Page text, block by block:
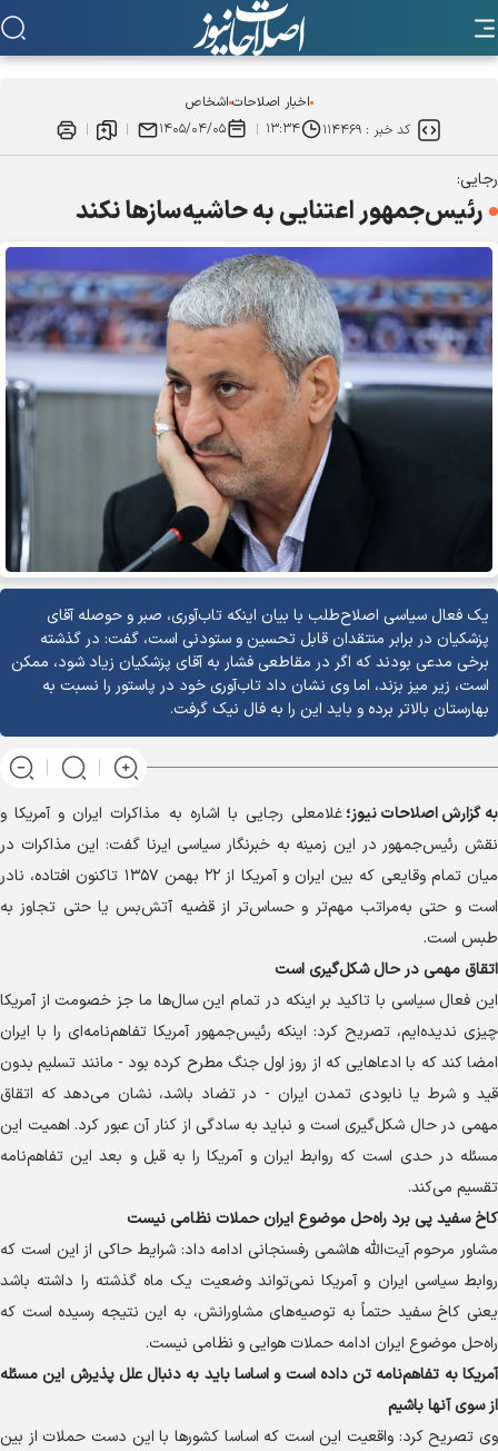
اخبار اصلاحاتاشخاص
کد خبر : ۱۱۴۴۶۹ ۱۳:۳۴ ۱۴۰۵/۰۴/۰۵
رجایی:
رئیس‌جمهور اعتنایی به حاشیه‌سازها نکند
یک فعال سیاسی اصلاح‌طلب با بیان اینکه تاب‌آوری، صبر و حوصله آقای
پزشکیان در برابر منتقدان قابل تحسین و ستودنی است، گفت: در گذشته
برخی مدعی بودند که اگر در مقاطعی فشار به آقای پزشکیان زیاد شود، ممکن
است، زیر میز بزند، اما وی نشان داد تاب‌آوری خود در پاستور را نسبت به
بهارستان بالاتر برده و باید این را به فال نیک گرفت.
به گزارشاصلاحات نیوز؛غلامعلی رجایی با اشاره به مذاکرات ایران و آمریکا و
نقش رئیس‌جمهور در این زمینه به خبرنگار سیاسی ایرنا گفت: این مذاکرات در
میان تمام وقایعی که بین ایران و آمریکا از ۲۲ بهمن ۱۳۵۷ تاکنون افتاده، نادر
است و حتی به‌مراتب مهم‌تر و حساس‌تر از قضیه آتش‌بس یا حتی تجاوز به
طبس است.
اتقاق مهمی در حال شکل‌گیری است
این فعال سیاسی با تاکید بر اینکه در تمام این سال‌ها ما جز خصومت از آمریکا
چیزی ندیده‌ایم، تصریح کرد: اینکه رئیس‌جمهور آمریکا تفاهم‌نامه‌ای را با ایران
امضا کند که با ادعا‌هایی که از روز اول جنگ مطرح کرده بود - مانند تسلیم بدون
قید و شرط یا نابودی تمدن ایران - در تضاد باشد، نشان می‌دهد که اتقاق
مهمی در حال شکل‌گیری است و نباید به سادگی از کنار آن عبور کرد. اهمیت این
مسئله در حدی است که روابط ایران و آمریکا را به قبل و بعد این تفاهم‌نامه
تقسیم می‌کند.
کاخ سفید پی برد راه‌حل موضوع ایران حملات نظامی نیست
مشاور مرحوم آیت‌الله هاشمی رفسنجانی ادامه داد: شرایط حاکی از این است که
روابط سیاسی ایران و آمریکا نمی‌تواند وضعیت یک ماه گذشته را داشته باشد
یعنی کاخ سفید حتماً به توصیه‌های مشاورانش، به این نتیجه رسیده است که
راه‌حل موضوع ایران ادامه حملات هوایی و نظامی نیست.
آمریکا به تفاهم‌نامه تن داده است و اساسا باید به دنبال علل پذیرش این مسئله
از سوی آنها باشیم
وی تصریح کرد: واقعیت این است که اساسا کشور‌ها با این دست حملات از بین